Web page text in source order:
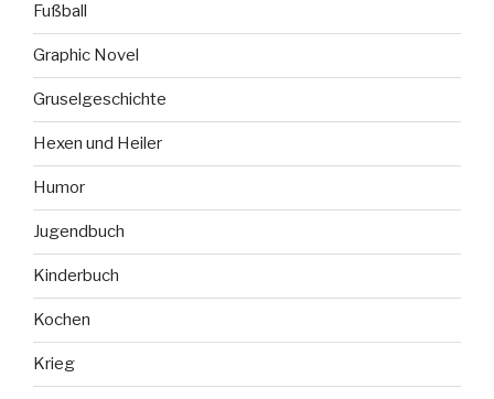
Fußball
Graphic Novel
Gruselgeschichte
Hexen und Heiler
Humor
Jugendbuch
Kinderbuch
Kochen
Krieg